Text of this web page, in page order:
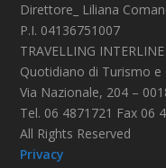
Direttore_ Liliana
P.I. 04136751007
TRAVELLING
Quotidiano di Turismo e
Via Nazionale, 204 –
Tel. 06 4871721 Fax 06
All Rights Reserved
Privacy